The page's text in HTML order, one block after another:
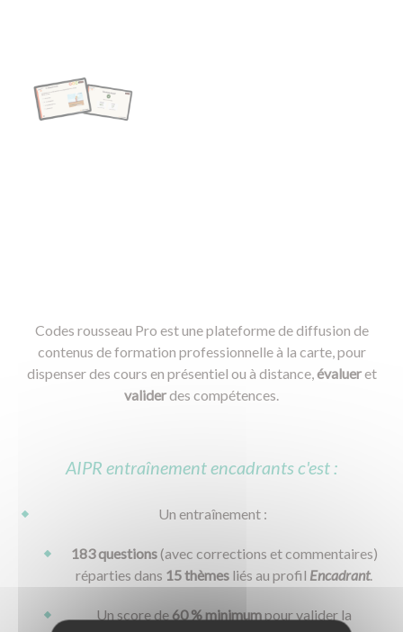
Codes rousseau Pro est une plateforme de diffusion de
contenus de formation professionnelle à la carte, pour
dispenser des cours en présentiel ou à distance,évalueret
validerdes compétences.
AIPR entraînement encadrants c'est :
Un entraînement :
183 questions(avec corrections et commentaires)
réparties dans 15 thèmes liés au profil Encadrant.
Un score de 60 % minimumpour valider la